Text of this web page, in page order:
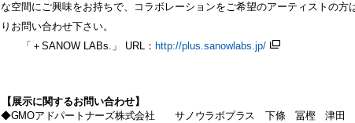
な空間にご興味をお持ちで、コラボレーションをご希望のアーティストの
りお問い合わせ下さい。
「＋SANOW LABs.」 URL： http://plus.sanowlabs.jp/
【展示に関するお問い合わせ】
◆GMOアドパートナーズ株式会社 サノウラボプラス 下條 冨樫 津田